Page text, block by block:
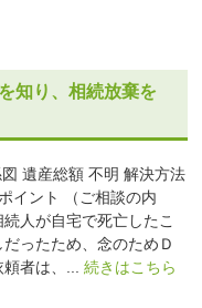
知り、相続放棄を
遺産総額 不明 解決方法
イント （ご相談の内
人が自宅で死亡したこ
ったため、念のためＤ
者は、...
続きはこちら